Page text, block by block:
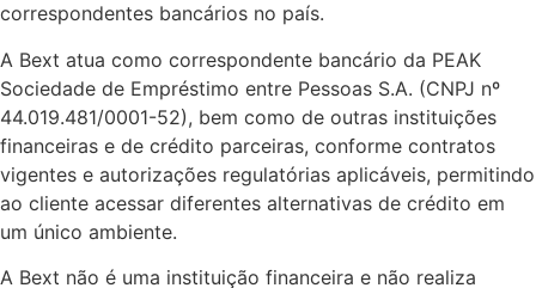
correspondentes bancários no país.
A Bext atua como correspondente bancário da PEAK
Sociedade de Empréstimo entre Pessoas S.A. (CNPJ nº
44.019.481/0001-52), bem como de outras instituições
financeiras e de crédito parceiras, conforme contratos
vigentes e autorizações regulatórias aplicáveis, permitindo
ao cliente acessar diferentes alternativas de crédito em
um único ambiente.
A Bext não é uma instituição financeira e não realiza